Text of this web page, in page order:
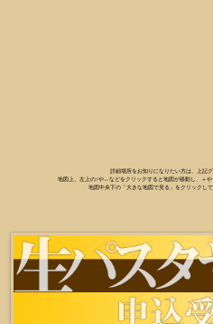
詳細場所をお知りになりたい方は、上記
地図上、左上の↑や←などをクリックすると地図が移動し、＋や
地図中央下の「大きな地図で見る」をクリックし